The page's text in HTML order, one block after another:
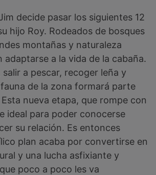
decide pasar los siguientes 12
hijo Roy. Rodeados de bosques
montañas y naturaleza
adaptarse a la vida de la cabaña.
salir a pescar, recoger leña y
de la zona formará parte
nueva etapa, que rompe con
ideal para poder conocerse
su relación. Es entonces
plan acaba por convertirse en
y una lucha asfixiante y
poco a poco les va